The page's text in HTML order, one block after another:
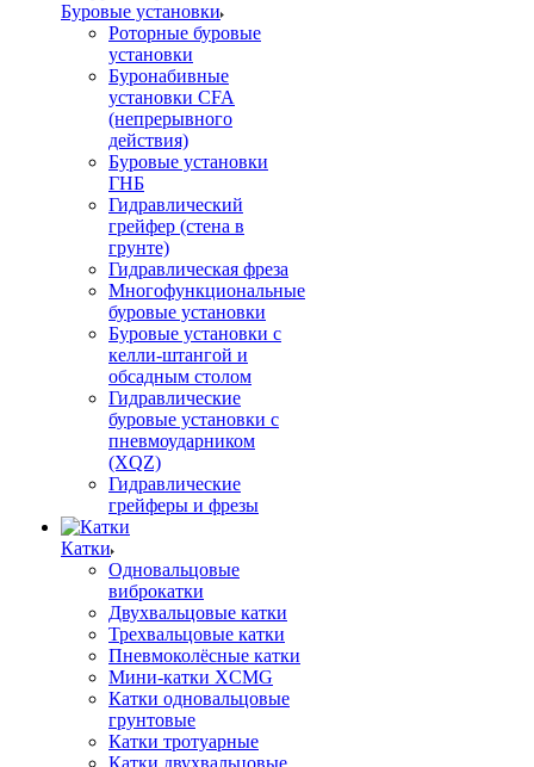
Буровые установки
Роторные буровые
установки
Буронабивные
установки CFA
(непрерывного
действия)
Буровые установки
ГНБ
Гидравлический
грейфер (стена в
грунте)
Гидравлическая фреза
Многофункциональные
буровые установки
Буровые установки с
келли-штангой и
обсадным столом
Гидравлические
буровые установки с
пневмоударником
(XQZ)
Гидравлические
грейферы и фрезы
Катки
Одновальцовые
виброкатки
Двухвальцовые катки
Трехвальцовые катки
Пневмоколёсные катки
Мини-катки XCMG
Катки одновальцовые
грунтовые
Катки тротуарные
Катки двухвальцовые